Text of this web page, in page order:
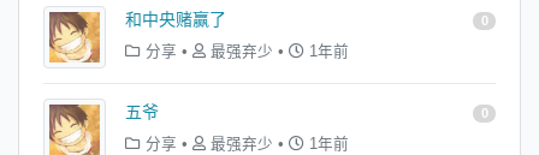
和中央赌赢了 0
分享 • 最强弃少 • 1年前
五爷 0
分享 • 最强弃少 • 1年前